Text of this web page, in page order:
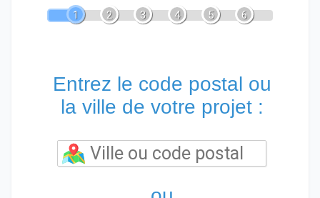
1 2 3 4 5 6
Entrez le code postal ou
la ville de votre projet :